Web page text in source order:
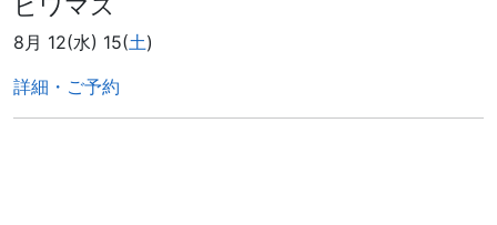
8月 12(水) 15(土)
詳細・ご予約